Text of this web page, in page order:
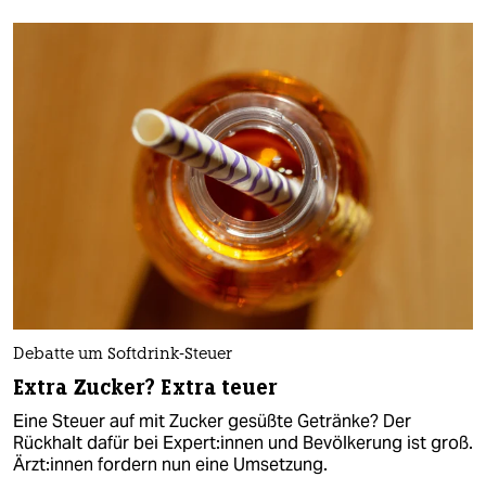
Debatte um Softdrink-Steuer
Extra Zucker? Extra teuer
Eine Steuer auf mit Zucker gesüßte Getränke? Der
Rückhalt dafür bei Ex­per­t:in­nen und Bevölkerung ist groß.
Ärz­t:in­nen fordern nun eine Umsetzung.